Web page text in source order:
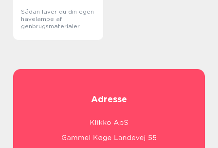
Sådan laver du din egen
havelampe af
genbrugsmaterialer
Adresse